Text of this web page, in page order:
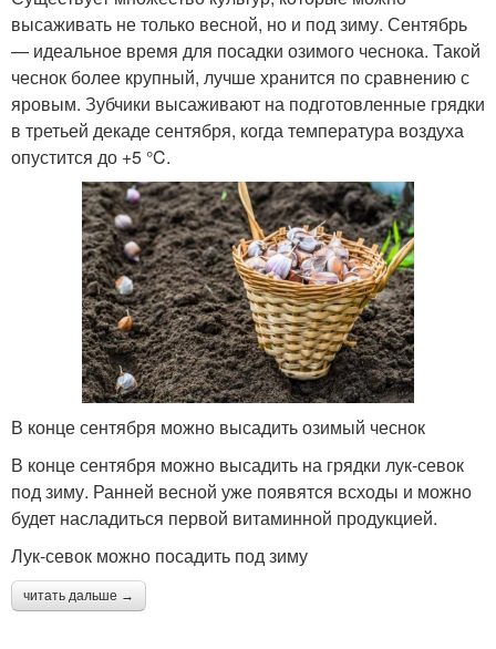
высаживать не только весной, но и под зиму. Сентябрь
— идеальное время для посадки озимого чеснока. Такой
чеснок более крупный, лучше хранится по сравнению с
яровым. Зубчики высаживают на подготовленные грядки
в третьей декаде сентября, когда температура воздуха
опустится до +5 °C.
В конце сентября можно высадить озимый чеснок
В конце сентября можно высадить на грядки лук-севок
под зиму. Ранней весной уже появятся всходы и можно
будет насладиться первой витаминной продукцией.
Лук-севок можно посадить под зиму
читать дальше →